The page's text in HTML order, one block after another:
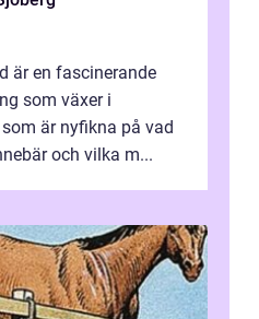
är en fascinerande
som växer i
är nyfikna på vad
och vilka m...